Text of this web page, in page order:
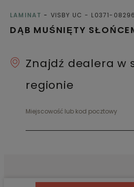
DĄB MUŚNIĘTY
LAMINAT VISBY UC L0371-08296
Znajdź dealera w
regionie
Miejscowość lub kod